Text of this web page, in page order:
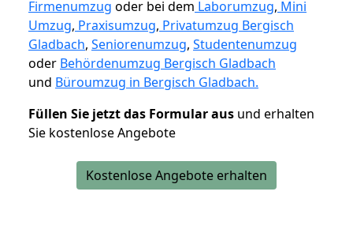
Firmenumzug oder bei dem Laborumzug, Mini
Umzug, Praxisumzug, Privatumzug Bergisch
Gladbach, Seniorenumzug, Studentenumzug
oder Behördenumzug Bergisch Gladbach
und Büroumzug in Bergisch Gladbach.
Füllen Sie jetzt das Formular aus und erhalten
Sie kostenlose Angebote
Kostenlose Angebote erhalten